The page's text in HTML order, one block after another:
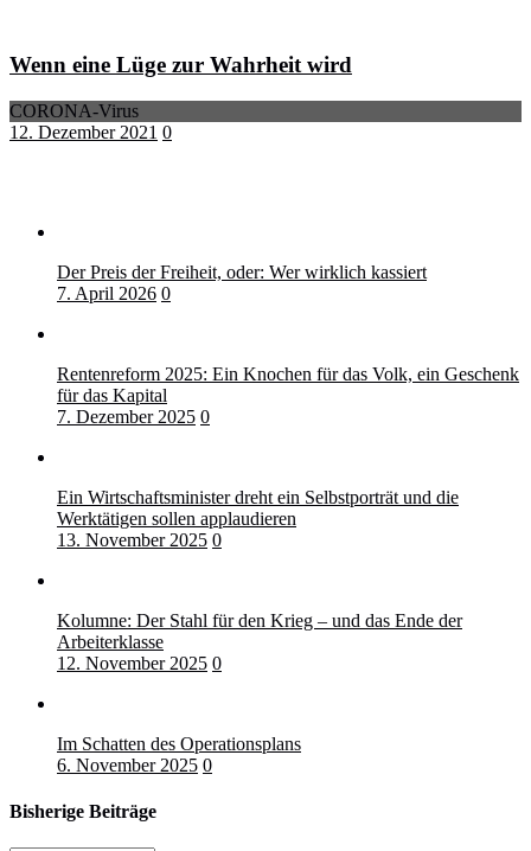
Wenn eine Lüge zur Wahrheit wird
CORONA-Virus
12. Dezember 2021 0
Der Preis der Freiheit, oder: Wer wirklich kassiert
7. April 2026 0
Rentenreform 2025: Ein Knochen für das Volk, ein Geschenk
für das Kapital
7. Dezember 2025 0
Ein Wirtschaftsminister dreht ein Selbstporträt und die
Werktätigen sollen applaudieren
13. November 2025 0
Kolumne: Der Stahl für den Krieg – und das Ende der
Arbeiterklasse
12. November 2025 0
Im Schatten des Operationsplans
6. November 2025 0
Bisherige Beiträge